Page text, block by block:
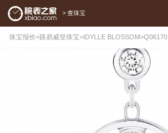
> 查珠宝
珠宝报价>路易威登珠宝>IDYLLE BLOSSOM>Q06170